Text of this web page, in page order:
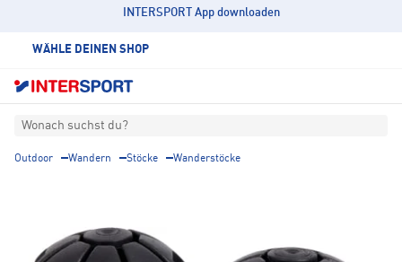
INTERSPORT App downloaden
WÄHLE DEINEN SHOP
Wonach suchst du?
Outdoor Wandern Stöcke Wanderstöcke